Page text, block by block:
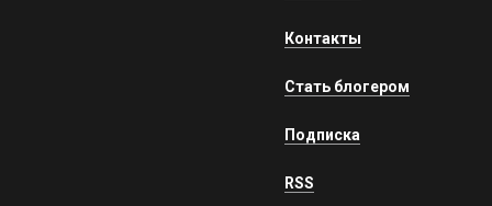
Контакты
Стать блогером
Подписка
RSS